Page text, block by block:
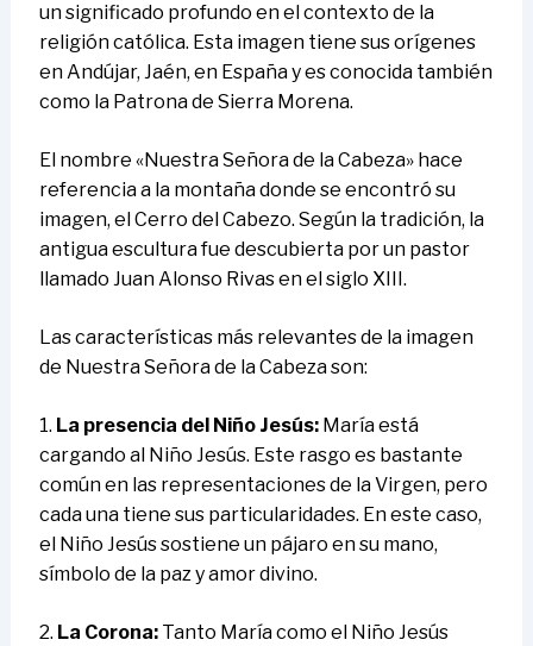
un significado profundo en el contexto de la
religión católica. Esta imagen tiene sus orígenes
en Andújar, Jaén, en España y es conocida también
como la Patrona de Sierra Morena.
El nombre «Nuestra Señora de la Cabeza» hace
referencia a la montaña donde se encontró su
imagen, el Cerro del Cabezo. Según la tradición, la
antigua escultura fue descubierta por un pastor
llamado Juan Alonso Rivas en el siglo XIII.
Las características más relevantes de la imagen
de Nuestra Señora de la Cabeza son:
1. La presencia del Niño Jesús:María está
cargando al Niño Jesús. Este rasgo es bastante
común en las representaciones de la Virgen, pero
cada una tiene sus particularidades. En este caso,
el Niño Jesús sostiene un pájaro en su mano,
símbolo de la paz y amor divino.
2. La Corona:Tanto María como el Niño Jesús